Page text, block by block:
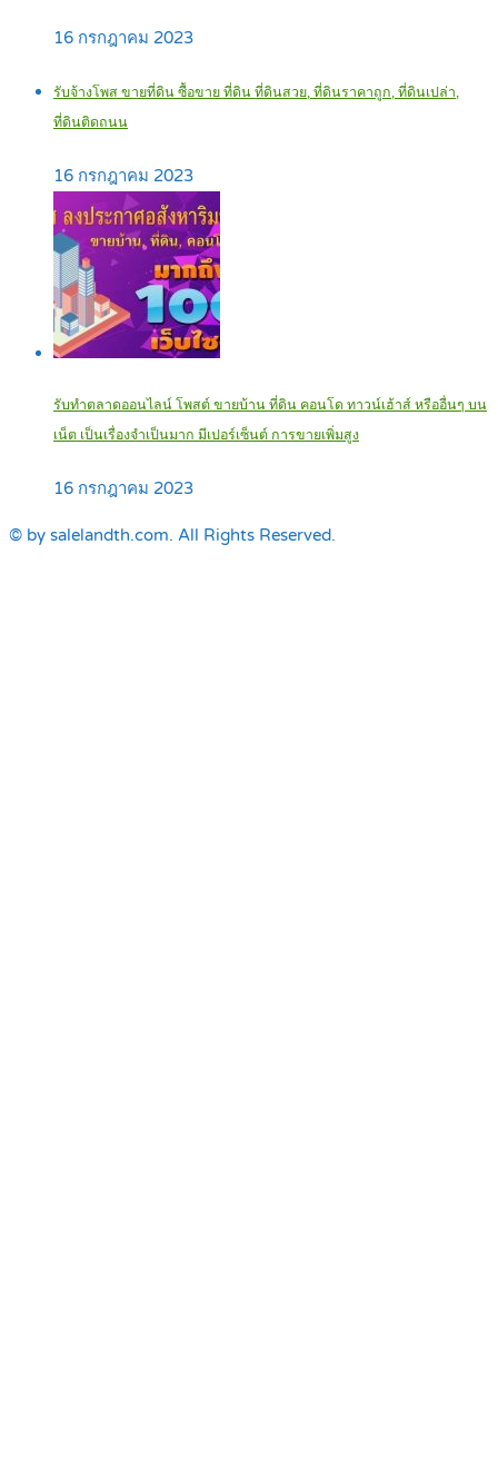
16 กรกฎาคม 2023
รับจ้างโพส ขายที่ดิน ซื้อขาย ที่ดิน ที่ดินสวย, ที่ดินราคาถูก, ที่ดินเปล่า,
ที่ดินติดถนน
16 กรกฎาคม 2023
รับทำตลาดออนไลน์ โพสต์ ขายบ้าน ที่ดิน คอนโด ทาวน์เฮ้าส์ หรืออื่นๆ บน
เน็ต เป็นเรื่องจำเป็นมาก มีเปอร์เซ็นต์ การขายเพิ่มสูง
16 กรกฎาคม 2023
© by salelandth.com. All Rights Reserved.